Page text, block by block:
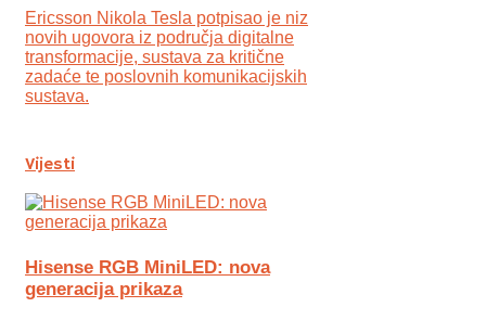
Ericsson Nikola Tesla potpisao je niz
novih ugovora iz područja digitalne
transformacije, sustava za kritične
zadaće te poslovnih komunikacijskih
sustava.
Vijesti
Hisense RGB MiniLED: nova
generacija prikaza